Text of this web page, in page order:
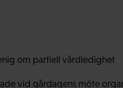
om partiell vårdledighet
vid gårdagens möte